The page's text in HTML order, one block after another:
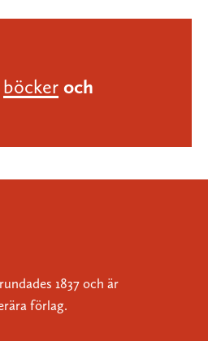
böcker och
1837 och är
förlag.